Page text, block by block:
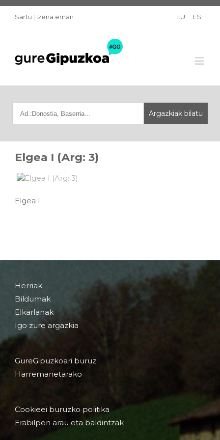
Sartu | Izena eman EU ES
Elgea I (Arg: 3)
Elgea I
Herriak
Bildumak
Elkarlanak
Igo zure argazkia
GureGipuzkoari buruz
Harremanetarako
Cookieei buruzko politika
Erabilpen arau eta baldintzak